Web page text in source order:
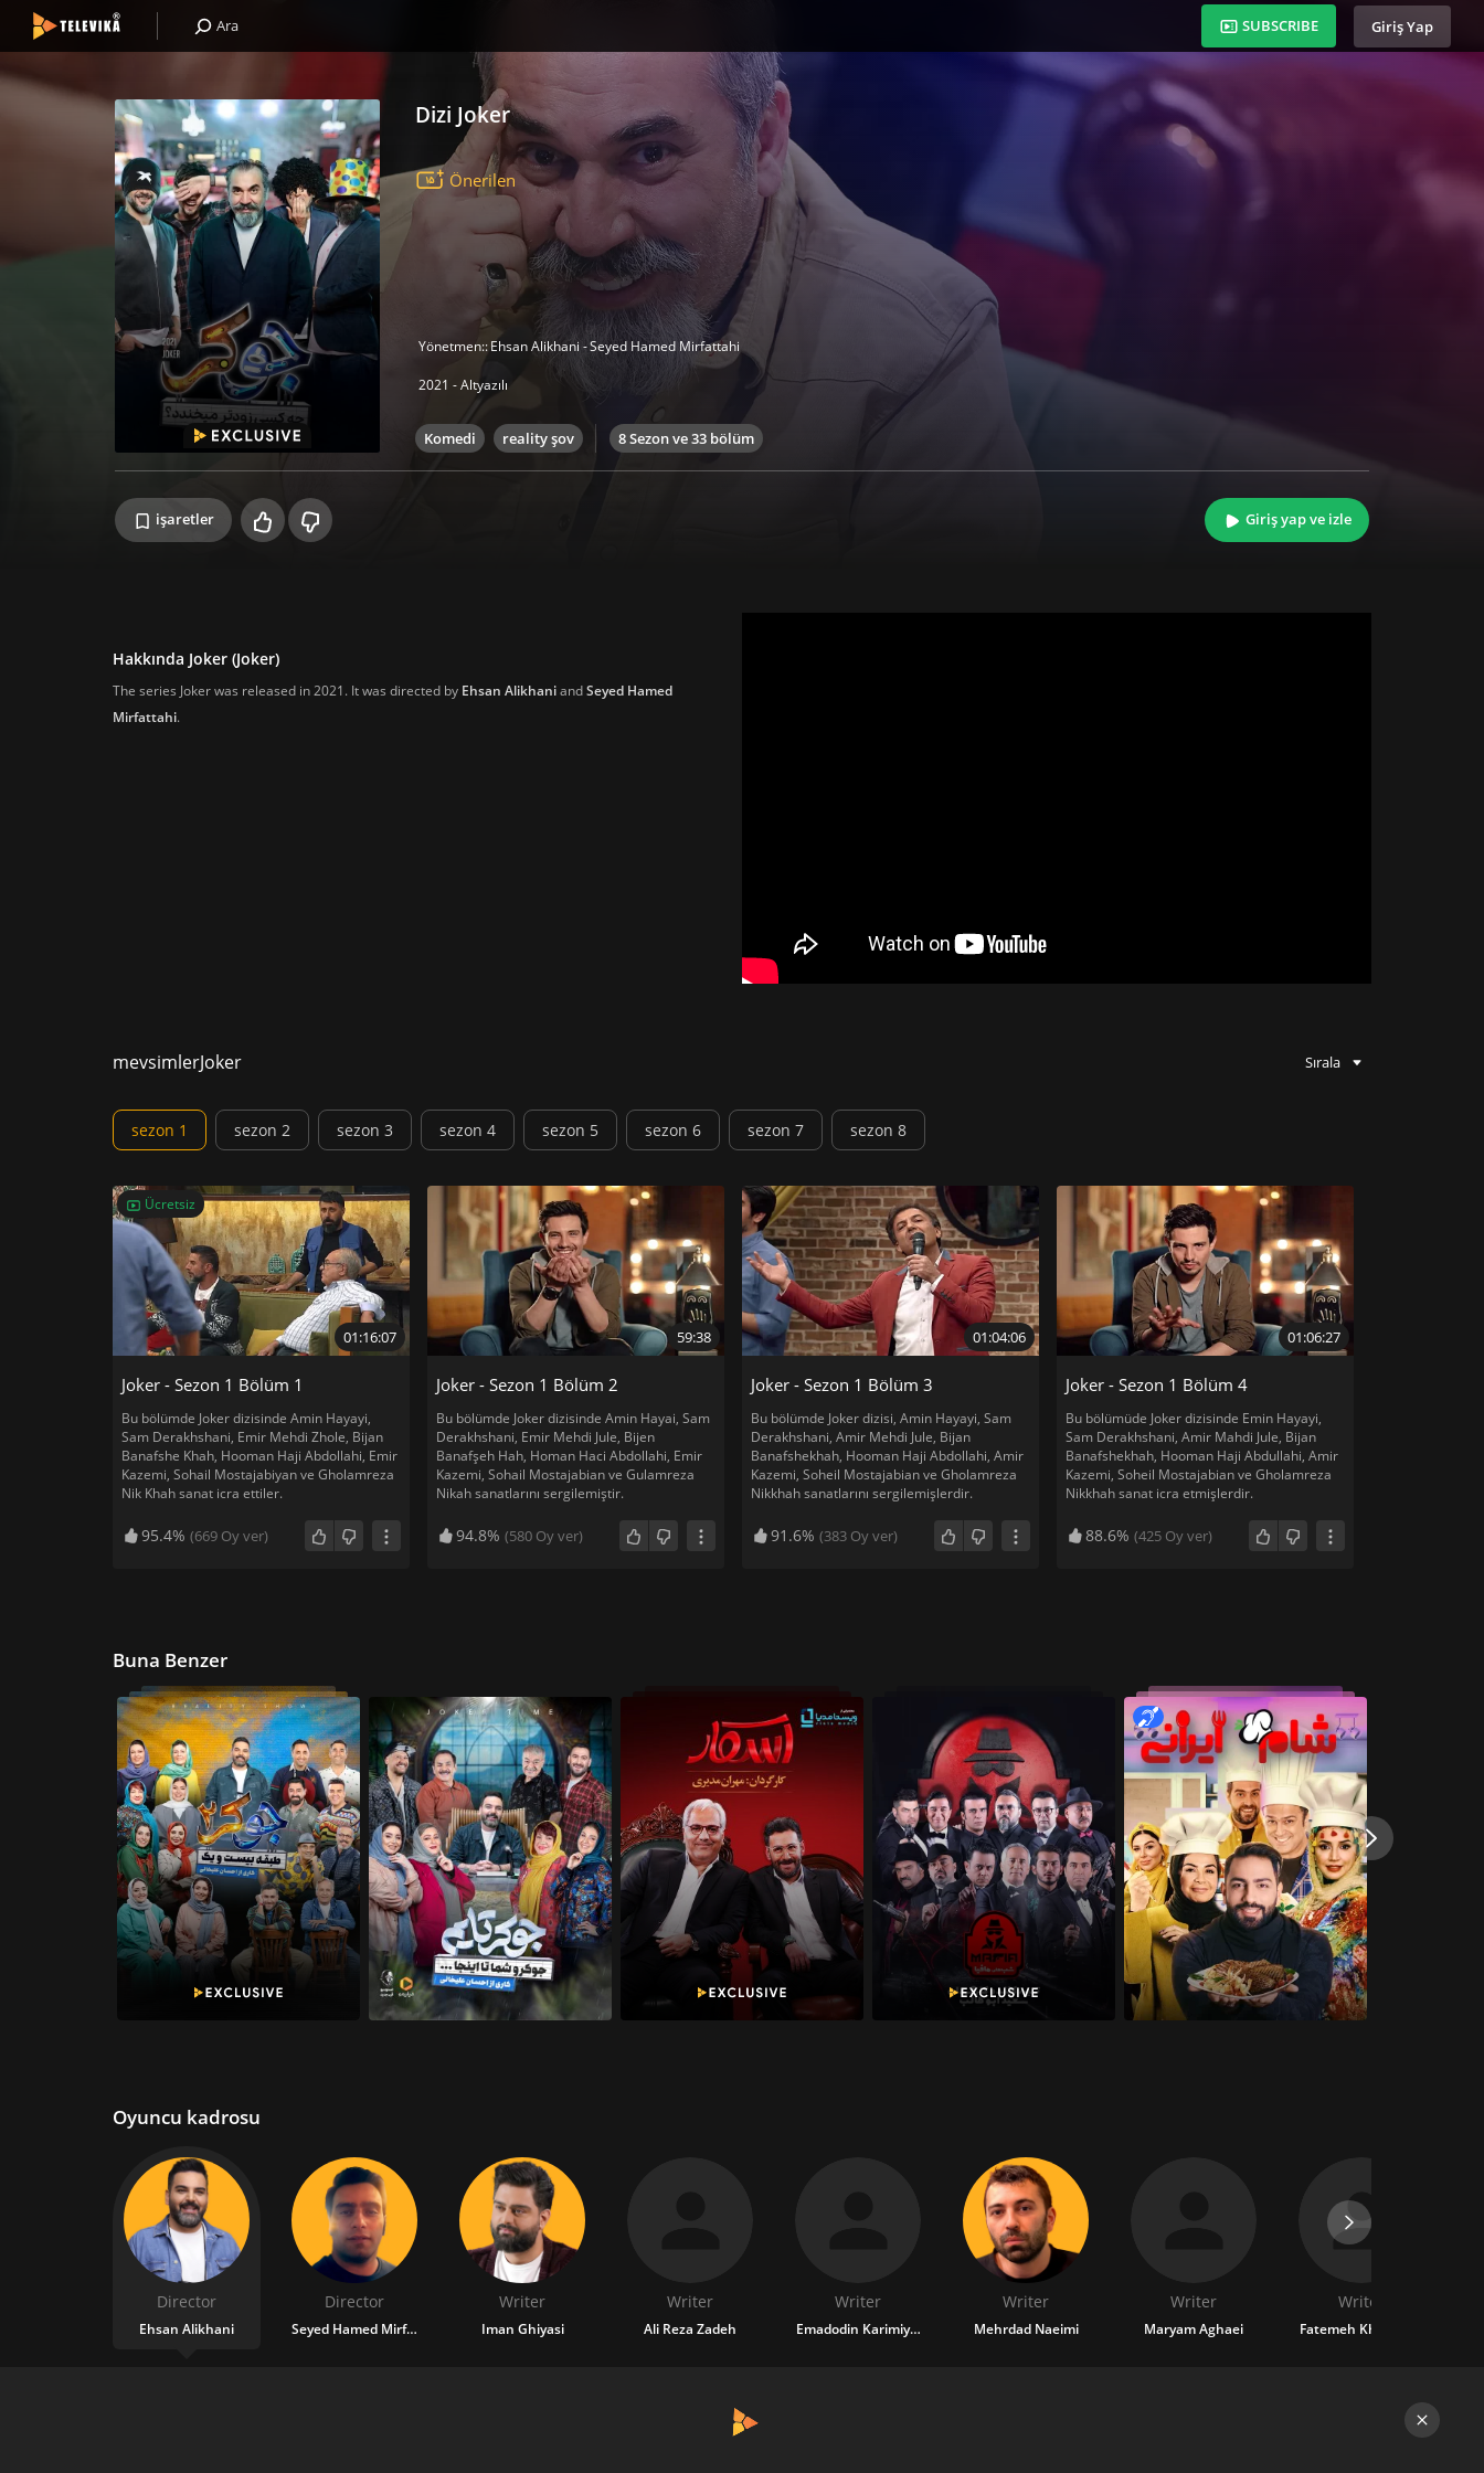
Ara SUBSCRIBE Giriş Yap
Dizi Joker
Önerilen
Yönetmen::Ehsan Alikhani -Seyed Hamed Mirfattahi
2021 - Altyazılı
Komedi reality şov 8 Sezon ve 33 bölüm
işaretler Giriş yap ve izle
Hakkında Joker (Joker)
The series Joker was released in 2021. It was directed by Ehsan AlikhaniandSeyed Hamed
Mirfattahi.
mevsimlerJoker Sırala
sezon 1 sezon 2 sezon 3 sezon 4 sezon 5 sezon 6 sezon 7 sezon 8
Ücretsiz
01:16:07
Joker - Sezon 1 Bölüm 1
Bu bölümde Joker dizisinde Amin Hayayi,
Sam Derakhshani, Emir Mehdi Zhole, Bijan
Banafshe Khah, Hooman Haji Abdollahi, Emir
Kazemi, Sohail Mostajabiyan ve Gholamreza
Nik Khah sanat icra ettiler.
95.4% (669 Oy ver)
59:38
Joker - Sezon 1 Bölüm 2
Bu bölümde Joker dizisinde Amin Hayai, Sam
Derakhshani, Emir Mehdi Jule, Bijen
Banafşeh Hah, Homan Haci Abdollahi, Emir
Kazemi, Sohail Mostajabian ve Gulamreza
Nikah sanatlarını sergilemiştir.
94.8% (580 Oy ver)
01:04:06
Joker - Sezon 1 Bölüm 3
Bu bölümde Joker dizisi, Amin Hayayi, Sam
Derakhshani, Amir Mehdi Jule, Bijan
Banafshekhah, Hooman Haji Abdollahi, Amir
Kazemi, Soheil Mostajabian ve Gholamreza
Nikkhah sanatlarını sergilemişlerdir.
91.6% (383 Oy ver)
01:06:27
Joker - Sezon 1 Bölüm 4
Bu bölümüde Joker dizisinde Emin Hayayi,
Sam Derakhshani, Amir Mahdi Jule, Bijan
Banafshekhah, Hooman Haji Abdullahi, Amir
Kazemi, Soheil Mostajabian ve Gholamreza
Nikkhah sanat icra etmişlerdir.
88.6% (425 Oy ver)
Buna Benzer
Oyuncu kadrosu
Director
Ehsan Alikhani
Director
Seyed Hamed Mirfattahi
Writer
Iman Ghiyasi
Writer
Ali Reza Zadeh
Writer
Emadodin Karimiyan
Writer
Mehrdad Naeimi
Writer
Maryam Aghaei
Writer
Fatemeh Khosh Kholgh